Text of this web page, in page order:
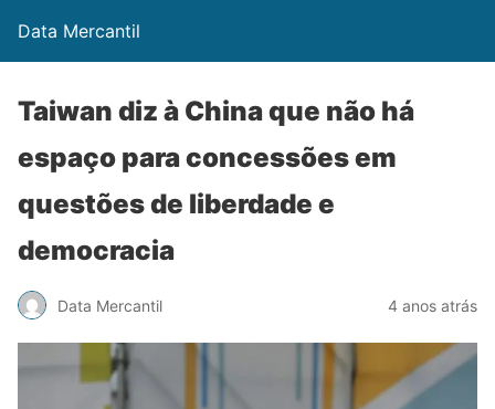
Data Mercantil
Taiwan diz à China que não há
espaço para concessões em
questões de liberdade e
democracia
Data Mercantil 4 anos atrás